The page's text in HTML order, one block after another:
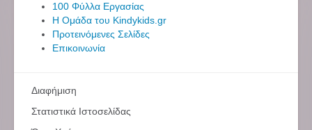
100 Φύλλα Εργασίας
Η Ομάδα του Kindykids.gr
Προτεινόμενες Σελίδες
Επικοινωνία
Διαφήμιση
Στατιστικά Ιστοσελίδας